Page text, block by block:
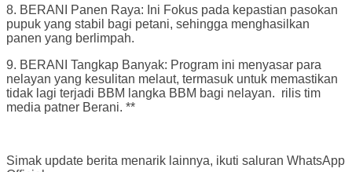
8. BERANI Panen Raya: Ini Fokus pada kepastian pasokan
pupuk yang stabil bagi petani, sehingga menghasilkan
panen yang berlimpah.
9. BERANI Tangkap Banyak: Program ini menyasar para
nelayan yang kesulitan melaut, termasuk untuk memastikan
tidak lagi terjadi BBM langka BBM bagi nelayan. rilis tim
media patner Berani. **
Simak update berita menarik lainnya, ikuti saluran WhatsApp